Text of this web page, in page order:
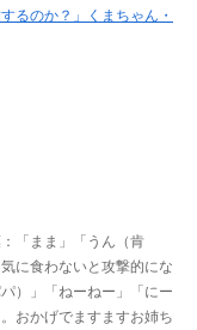
るのか？」くまちゃん・
「まま」「うん（肯
に食わないと攻撃的にな
）」「ねーねー」「にー
おかげでますますお姉ち